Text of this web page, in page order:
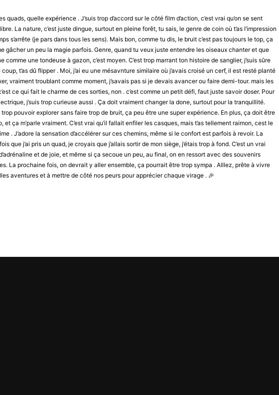
quads, quelle expérience . J’suis trop d’accord sur le côté film d’action, c’est vrai qu’on se sent
La nature, c’est juste dingue, surtout en pleine forêt, tu sais, le genre de coin où t’as l’impression
s’arrête (je pars dans tous les sens). Mais bon, comme tu dis, le bruit c’est pas toujours le top, ça
gâcher un peu la magie parfois. Genre, quand tu veux juste entendre les oiseaux chanter et que
comme une tondeuse à gazon, c’est moyen. C’est trop marrant ton histoire de sanglier, j’suis sûre
t’as dû flipper . Moi, j’ai eu une mésavnture similaire où j’avais croisé un cerf, il est resté planté
vraiment troublant comme moment, j’savais pas si je devais avancer ou faire demi-tour. mais les
ce qui fait le charme de ces sorties, non . c’est comme un petit défi, faut juste savoir doser. Pour
j’suis trop curieuse aussi . Ça doit vraiment changer la done, surtout pour la tranquillité.
trop pouvoir explorer sans faire trop de bruit, ça peu être une super expérience. En plus, ça doit être
et ça m’parle vraiment. C’est vrai qu’il fallait enfiler les casques, mais t’as tellement raimon, cest le
. J’adore la sensation d’accélérer sur ces chemins, même si le confort est parfois à revoir. La
que j’ai pris un quad, je croyais que j’allais sortir de mon siège, j’étais trop à fond. C’est un vrai
et de joie, et même si ça secoue un peu, au final, on en ressort avec des souvenirs
La prochaine fois, on devrait y aller ensemble, ça pourrait être trop sympa . Alllez, prête à vivre
aventures et à mettre de côté nos peurs pour apprécier chaque virage . 🎉